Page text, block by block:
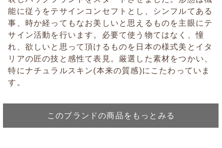
能に従うをテサインコンセフトとし、シンフルてある
事、時か経ってもなお美しいと思えるものを主眼にテ
サイン活動を行います。必要て使う物てはなく、憧
れ、欲しいと思って頂けるものを日本の様式美とイタ
リアの匠の技と感性て表見。厳選した素材をつかい、
特にナチュラルスキン(本来の質感)にこたわっていま
す。
このブランドの商品をもっとみる